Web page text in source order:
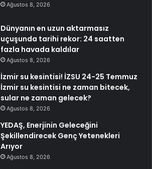
Ağustos 8, 2026
Dünyanın en uzun aktarmasız
uçuşunda tarihi rekor: 24 saatten
fazla havada kaldılar
Ağustos 8, 2026
İzmir su kesintisi! İZSU 24-25 Temmuz
İzmir su kesintisi ne zaman bitecek,
sular ne zaman gelecek?
Ağustos 8, 2026
YEDAŞ, Enerjinin Geleceğini
Şekillendirecek Genç Yetenekleri
Arıyor
Ağustos 8, 2026